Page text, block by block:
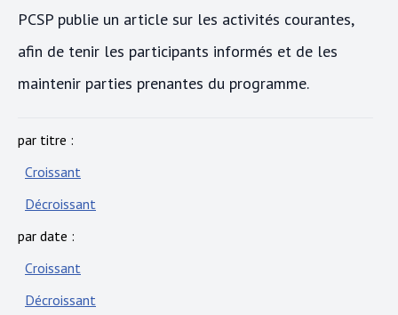
PCSP publie un article sur les activités courantes,
afin de tenir les participants informés et de les
maintenir parties prenantes du programme.
par titre :
Croissant
Décroissant
par date :
Croissant
Décroissant